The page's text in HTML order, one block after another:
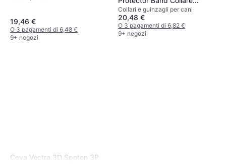
19,46 €
O 3 pagamenti di 6,48 €
9+ negozi
Antiparassitario 65 cm
Collari e guinzagli per cani
20,48 €
O 3 pagamenti di 6,82 €
9+ negozi
Ceva Vectra 3D Spoton 3P